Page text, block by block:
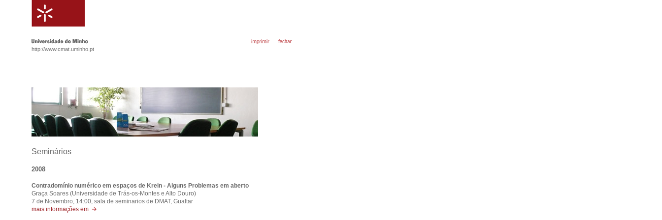
http://www.cmat.uminho.pt
Seminários
2008
Contradomínio numérico em espaços de Krein - Alguns Problemas em aberto
Graça Soares (Universidade de Trás-os-Montes e Alto Douro)
7 de Novembro, 14:00, sala de seminarios de DMAT, Gualtar
mais informações em